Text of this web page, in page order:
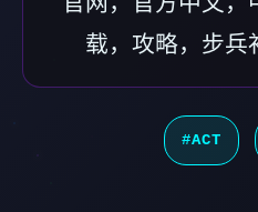
载，攻略，步兵
#ACT